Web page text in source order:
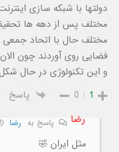
دولتها با شبکه سازی
مختلف پس از دهه ها
مختلف حال با اتحاد جمعی
فضایی روی آوردند چون
و این تکنولوژی در حال
1
0
پاسخ
رضا
پاسخ به رضا
مثل ایران 🤣